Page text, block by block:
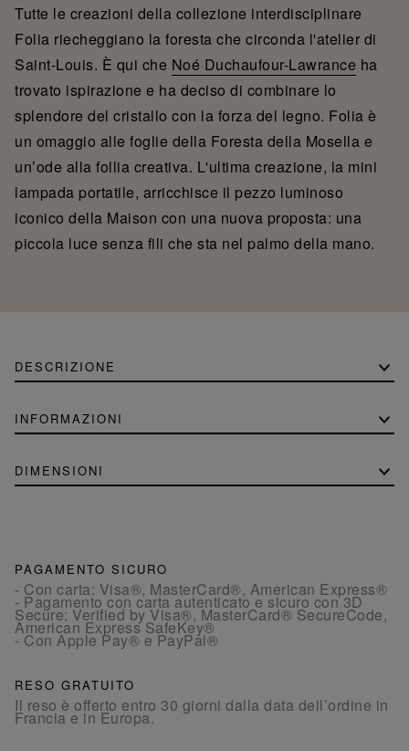
Tutte le creazioni della collezione interdisciplinare
Folia riecheggiano la foresta che circonda l'atelier di
Saint-Louis. È qui che Noé Duchaufour-Lawrance ha
trovato ispirazione e ha deciso di combinare lo
splendore del cristallo con la forza del legno. Folia è
un omaggio alle foglie della Foresta della Mosella e
un’ode alla follia creativa. L'ultima creazione, la mini
lampada portatile, arricchisce il pezzo luminoso
iconico della Maison con una nuova proposta: una
piccola luce senza fili che sta nel palmo della mano.
DESCRIZIONE
INFORMAZIONI
DIMENSIONI
PAGAMENTO SICURO
- Con carta: Visa®, MasterCard®, American Express®
- Pagamento con carta autenticato e sicuro con 3D
Secure: Verified by Visa®, MasterCard® SecureCode,
American Express SafeKey®
- Con Apple Pay® e PayPal®
RESO GRATUITO
Il reso è offerto entro 30 giorni dalla data dell’ordine in
Francia e in Europa.